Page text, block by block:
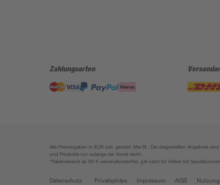
Zahlungsarten
Alle Preisangaben in EUR inkl. gesetzl. MwSt.. Die dargestellten Angebote
und Produkte nur solange der Vorrat reicht.
*Paketversand ab 59 € versandkostenfrei, gilt nicht für Artikel mit
Datenschutz Privatsphäre Impressum AGB